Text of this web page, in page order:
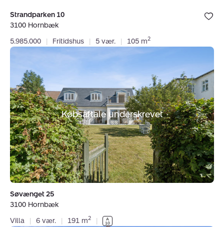
Bolig er
under dine
Strandparken 10
3100 Hornbæk
5.985.000
| Fritidshus | 5 vær. | 105 m2
25,
3100
Hornbæk
Købsaftale underskrevet
Søvænget 25
3100 Hornbæk
Villa
| 6 vær. | 191 m2 |